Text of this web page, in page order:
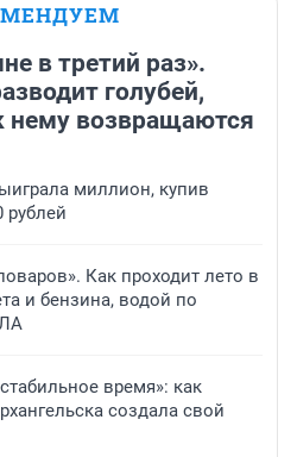
в третий раз».
голубей,
нему возвращаются
миллион, купив
рублей
Как проходит лето в
и бензина, водой по
время»: как
создала свой